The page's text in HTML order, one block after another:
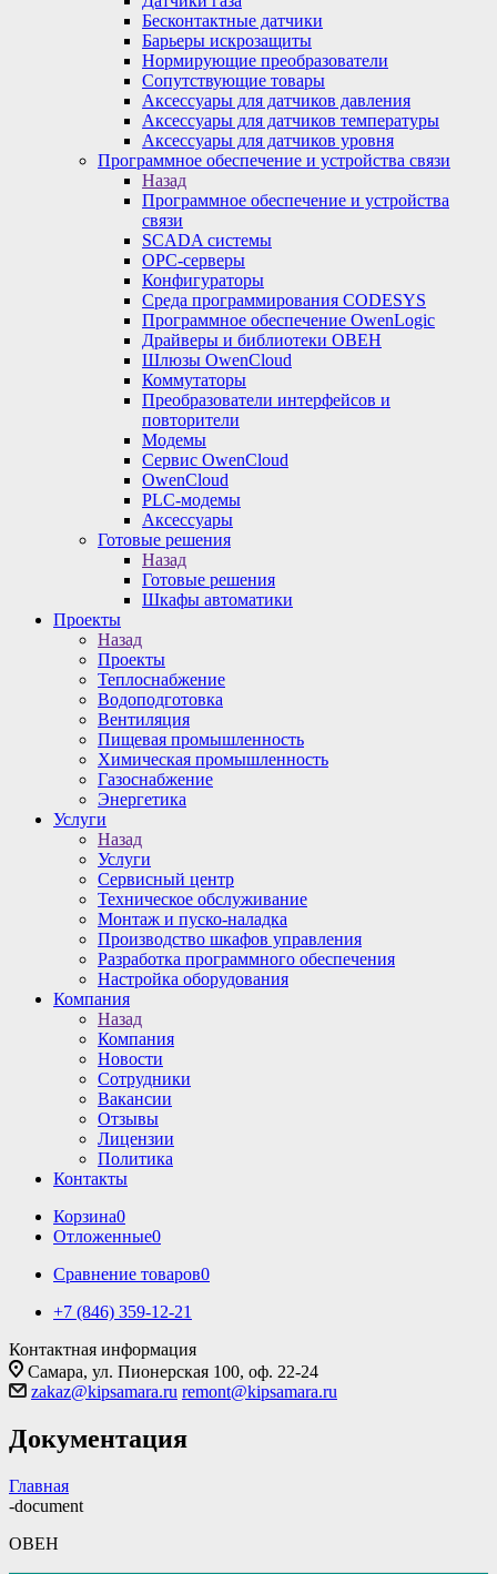
Бесконтактные датчики
Барьеры искрозащиты
Нормирующие преобразователи
Сопутствующие товары
Аксессуары для датчиков давления
Аксессуары для датчиков температуры
Аксессуары для датчиков уровня
Программное обеспечение и устройства связи
Назад
Программное обеспечение и устройства
связи
SCADA системы
OPC-серверы
Конфигураторы
Среда программирования CODESYS
Программное обеспечение OwenLogic
Драйверы и библиотеки ОВЕН
Шлюзы OwenCloud
Коммутаторы
Преобразователи интерфейсов и
повторители
Модемы
Сервис OwenCloud
OwenCloud
PLC-модемы
Аксессуары
Готовые решения
Назад
Готовые решения
Шкафы автоматики
Проекты
Назад
Проекты
Теплоснабжение
Водоподготовка
Вентиляция
Пищевая промышленность
Химическая промышленность
Газоснабжение
Энергетика
Услуги
Назад
Услуги
Сервисный центр
Техническое обслуживание
Монтаж и пуско-наладка
Производство шкафов управления
Разработка программного обеспечения
Настройка оборудования
Компания
Назад
Компания
Новости
Сотрудники
Вакансии
Отзывы
Лицензии
Политика
Контакты
Корзина0
Отложенные0
Сравнение товаров0
+7 (846) 359-12-21
Контактная информация
Самара, ул. Пионерская 100, оф. 22-24
zakaz@kipsamara.ru remont@kipsamara.ru
Документация
Главная
-document
ОВЕН